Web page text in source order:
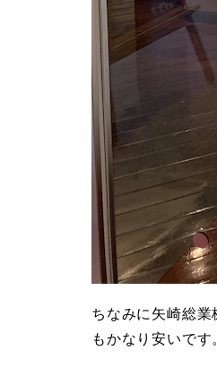
ちなみに矢崎総
もかなり安いです